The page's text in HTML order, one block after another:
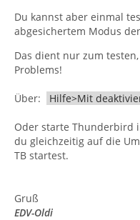
Du kannst aber einmal
abgesichertem Modus
Das dient nur zum
Problems!
Über: Hilfe>Mit
Oder starte Thunderbird
du gleichzeitig auf die
TB startest.
Gruß
EDV-Oldi